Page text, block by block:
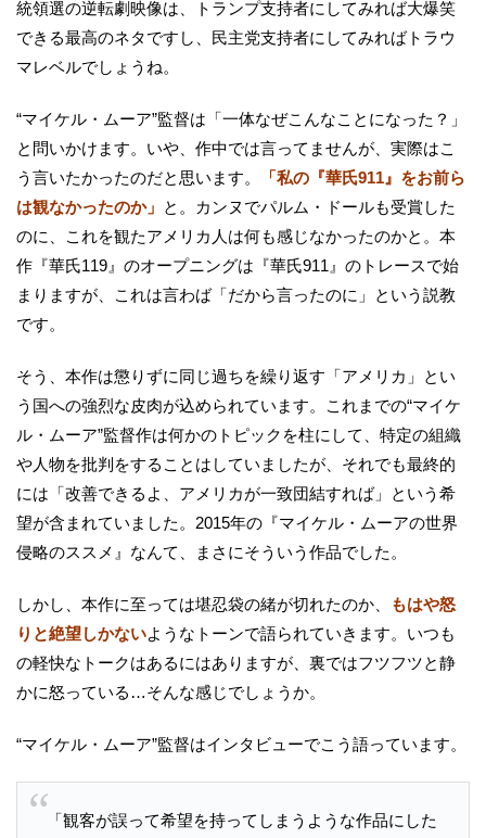
統領選の逆転劇映像は、トランプ支持者にしてみれば大爆笑
できる最高のネタですし、民主党支持者にしてみればトラウ
マレベルでしょうね。
“マイケル・ムーア”監督は「一体なぜこんなことになった？」
と問いかけます。いや、作中では言ってませんが、実際はこ
う言いたかったのだと思います。
「私の『華氏911』をお前ら
は観なかったのか」 と。カンヌでパルム・ドールも受賞した
のに、これを観たアメリカ人は何も感じなかったのかと。本
作『華氏119』のオープニングは『華氏911』のトレースで始
まりますが、これは言わば「だから言ったのに」という説教
です。
そう、本作は懲りずに同じ過ちを繰り返す「アメリカ」とい
う国への強烈な皮肉が込められています。これまでの“マイケ
ル・ムーア”監督作は何かのトピックを柱にして、特定の組織
や人物を批判をすることはしていましたが、それでも最終的
には「改善できるよ、アメリカが一致団結すれば」という希
望が含まれていました。2015年の『マイケル・ムーアの世界
侵略のススメ』なんて、まさにそういう作品でした。
しかし、本作に至っては堪忍袋の緒が切れたのか、
もはや怒
りと絶望しかないようなトーンで語られていきます。いつも
の軽快なトークはあるにはありますが、裏ではフツフツと静
かに怒っている…そんな感じでしょうか。
“マイケル・ムーア”監督はインタビューでこう語っています。
「観客が誤って希望を持ってしまうような作品にした